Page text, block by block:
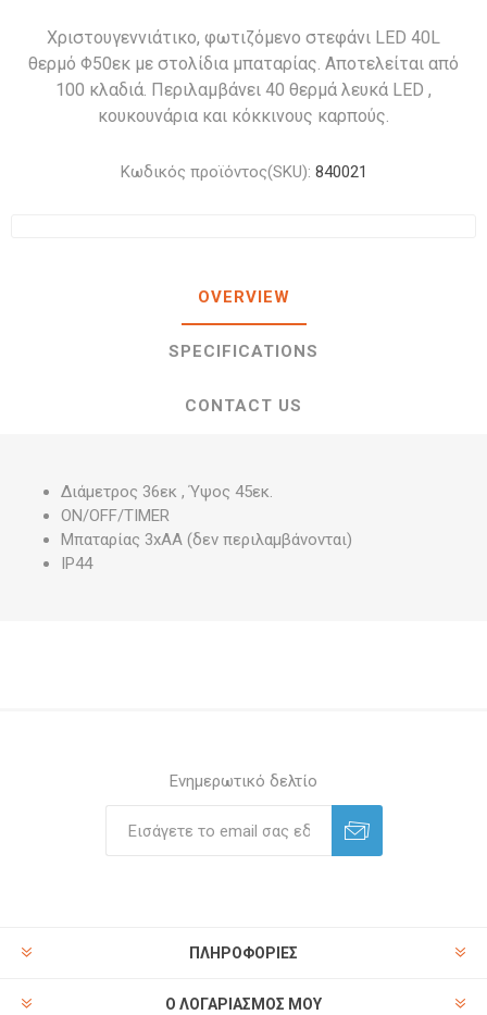
Χριστουγεννιάτικο, φωτιζόμενο στεφάνι LED 40L
θερμό Φ50εκ με στολίδια μπαταρίας. Αποτελείται από
100 κλαδιά. Περιλαμβάνει 40 θερμά λευκά LED ,
κουκουνάρια και κόκκινους καρπούς.
Κωδικός προϊόντος(SKU): 840021
OVERVIEW
SPECIFICATIONS
CONTACT US
Διάμετρος 36εκ , Ύψος 45εκ.
ON/OFF/TIMER
Μπαταρίας 3xAA (δεν περιλαμβάνονται)
IP44
Ενημερωτικό δελτίο
ΠΛΗΡΟΦΟΡΊΕΣ
Ο ΛΟΓΑΡΙΑΣΜΌΣ ΜΟΥ